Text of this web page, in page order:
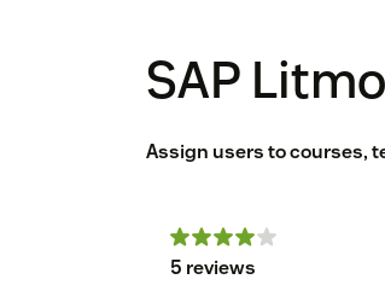
SAP
Assign users to courses,
5 reviews